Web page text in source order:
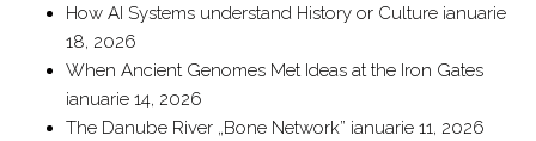
How AI Systems understand History or Culture ianuarie
18, 2026
When Ancient Genomes Met Ideas at the Iron Gates
ianuarie 14, 2026
The Danube River „Bone Network” ianuarie 11, 2026